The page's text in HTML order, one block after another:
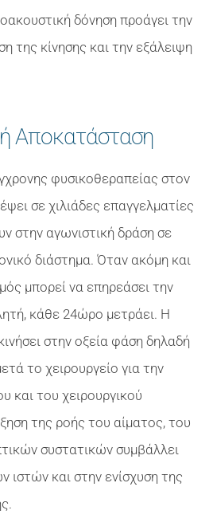
δόνηση προάγει την
της κίνησης και την εξάλειψη
Αποκατάσταση
φυσικοθεραπείας στον
σε χιλιάδες επαγγελματίες
στην αγωνιστική δράση σε
διάστημα. Όταν ακόμη και
μπορεί να επηρεάσει την
κάθε 24ώρο μετράει. Η
στην οξεία φάση δηλαδή
το χειρουργείο για την
και του χειρουργικού
της ροής του αίματος, του
συστατικών συμβάλλει
και στην ενίσχυση της